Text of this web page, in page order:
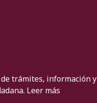
trámites, información y
Leer más